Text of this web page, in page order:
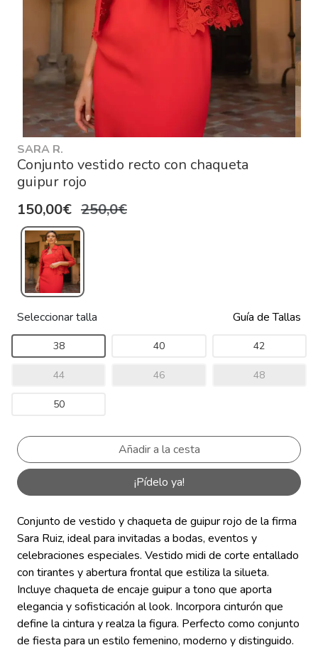
SARA R.
Conjunto vestido recto con chaqueta
guipur rojo
150,00€ 250,0€
Seleccionar talla Guía de Tallas
38 40 42
44 46 48
50
¡Pídelo ya!
Conjunto de vestido y chaqueta de guipur rojo de la firma
Sara Ruiz, ideal para invitadas a bodas, eventos y
celebraciones especiales. Vestido midi de corte entallado
con tirantes y abertura frontal que estiliza la silueta.
Incluye chaqueta de encaje guipur a tono que aporta
elegancia y sofisticación al look. Incorpora cinturón que
define la cintura y realza la figura. Perfecto como conjunto
de fiesta para un estilo femenino, moderno y distinguido.